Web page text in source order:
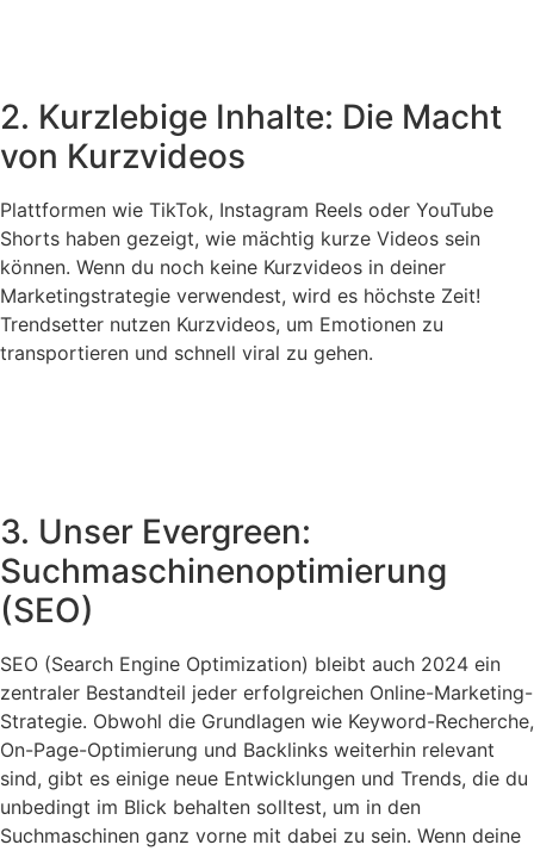
2. Kurzlebige Inhalte: Die Macht
von Kurzvideos
Plattformen wie TikTok, Instagram Reels oder YouTube
Shorts haben gezeigt, wie mächtig kurze Videos sein
können. Wenn du noch keine Kurzvideos in deiner
Marketingstrategie verwendest, wird es höchste Zeit!
Trendsetter nutzen Kurzvideos, um Emotionen zu
transportieren und schnell viral zu gehen.
3. Unser Evergreen:
Suchmaschinenoptimierung
(SEO)
SEO (Search Engine Optimization) bleibt auch 2024 ein
zentraler Bestandteil jeder erfolgreichen Online-Marketing-
Strategie. Obwohl die Grundlagen wie Keyword-Recherche,
On-Page-Optimierung und Backlinks weiterhin relevant
sind, gibt es einige neue Entwicklungen und Trends, die du
unbedingt im Blick behalten solltest, um in den
Suchmaschinen ganz vorne mit dabei zu sein. Wenn deine